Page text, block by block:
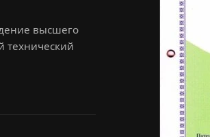
высшего
технический